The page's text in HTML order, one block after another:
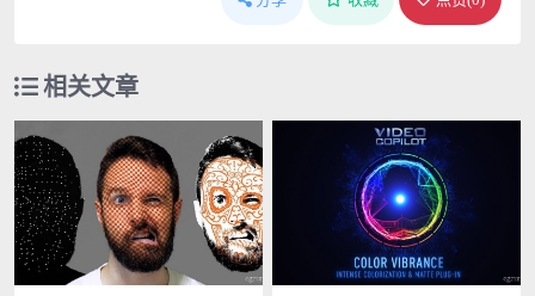
相关文章